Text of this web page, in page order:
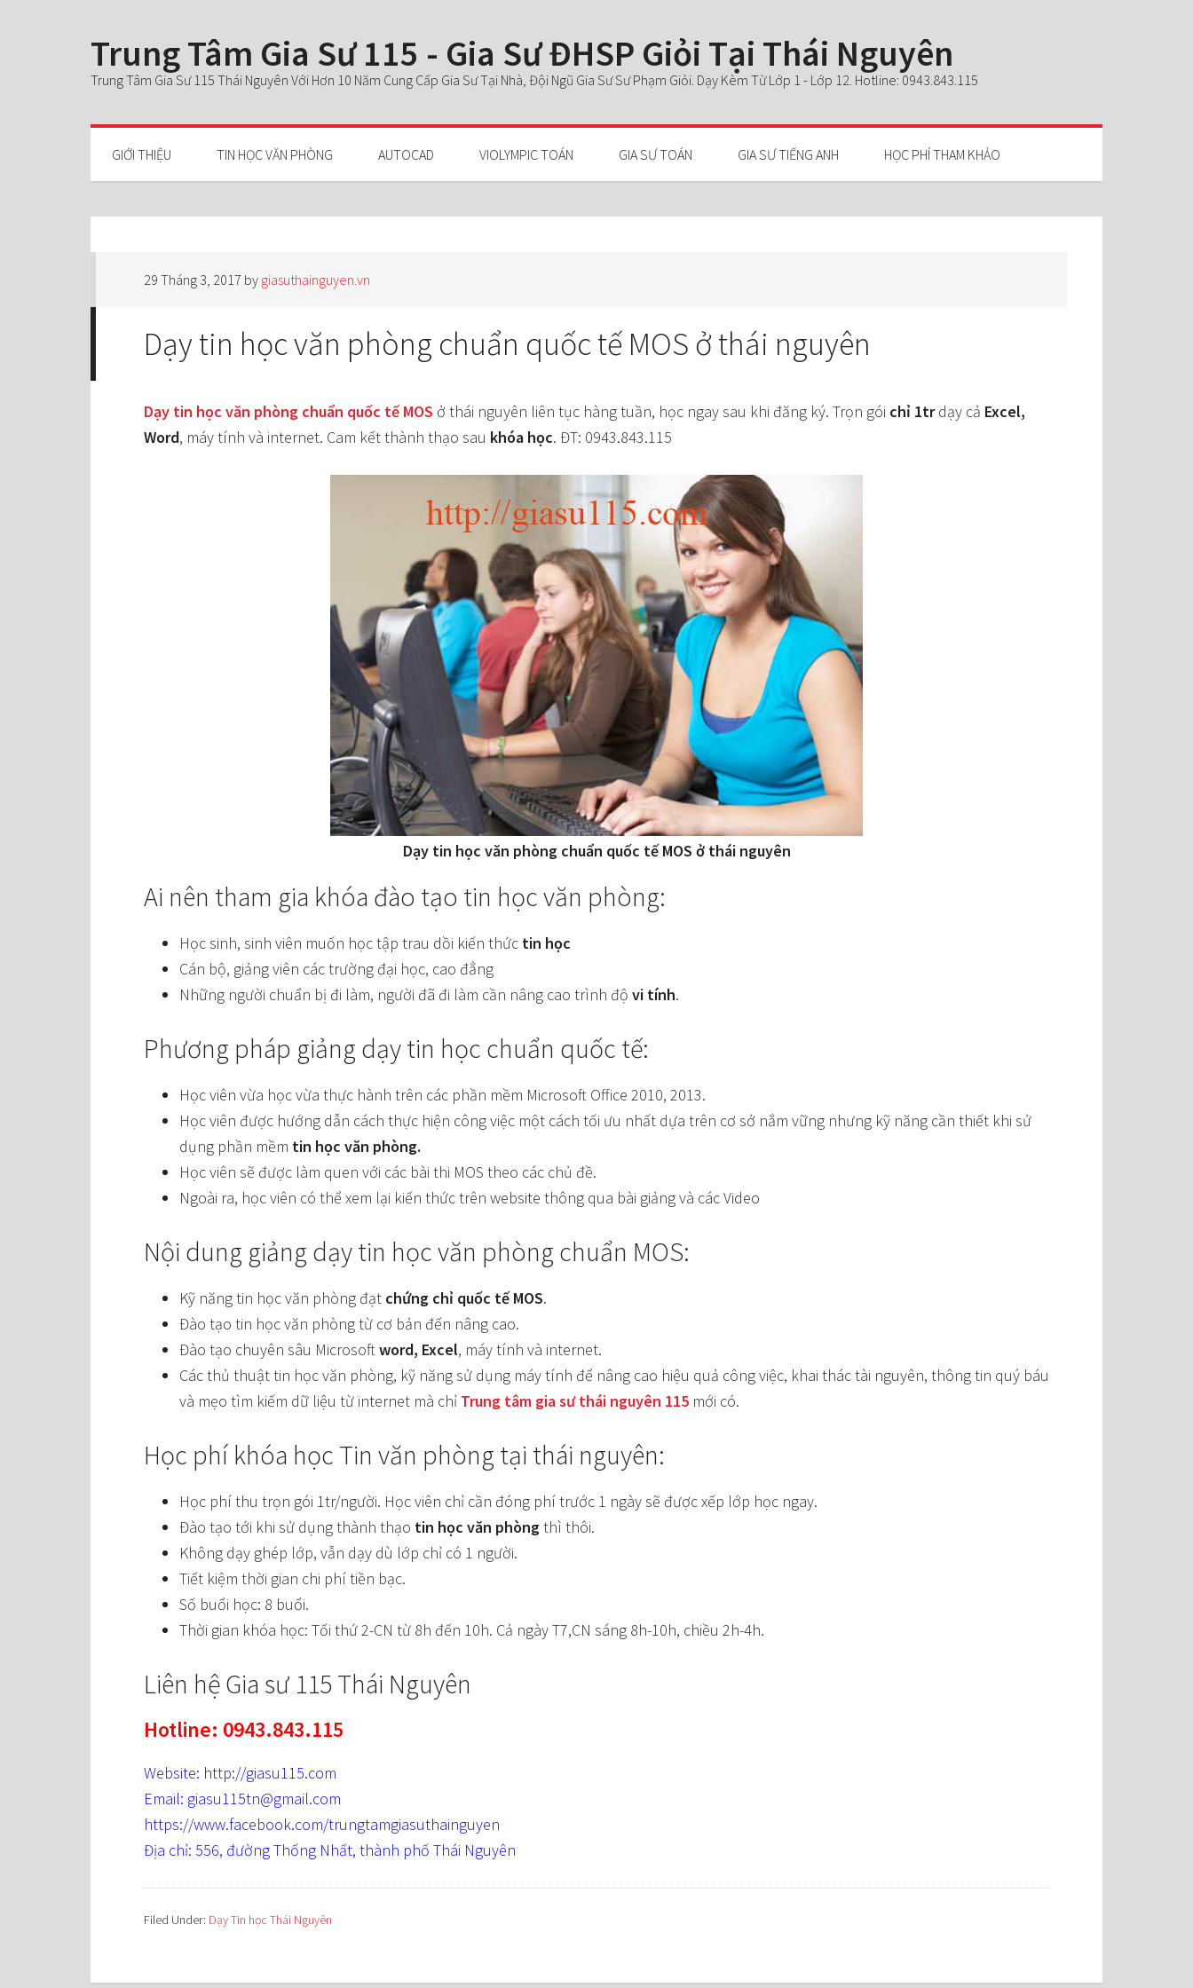
Trung Tâm Gia Sư 115 - Gia Sư ĐHSP Giỏi Tại Thái Nguyên
Trung Tâm Gia Sư 115 Thái Nguyên Với Hơn 10 Năm Cung Cấp Gia Sư Tại Nhà, Đội Ngũ Gia Sư Sư Phạm Giỏi. Dạy Kèm Từ Lớp 1 - Lớp 12. Hotline: 0943.843.115
GIỚI THIỆU TIN HỌC VĂN PHÒNG AUTOCAD VIOLYMPIC TOÁN GIA SƯ TOÁN GIA SƯ TIẾNG ANH HỌC PHÍ THAM KHẢO
29 Tháng 3, 2017 by giasuthainguyen.vn
Dạy tin học văn phòng chuẩn quốc tế MOS ở thái nguyên
Dạy tin học văn phòng chuẩn quốc tế MOS ở thái nguyên liên tục hàng tuần, học ngay sau khi đăng ký. Trọn gói chỉ 1trdạy cả Excel,
Word, máy tính và internet. Cam kết thành thạo sau khóa học. ĐT: 0943.843.115
Dạy tin học văn phòng chuẩn quốc tế MOS ở thái nguyên
Ai nên tham gia khóa đào tạo tin học văn phòng:
Học sinh, sinh viên muốn học tập trau dồi kiến thức tin học
Cán bộ, giảng viên các trường đại học, cao đẳng
Những người chuẩn bị đi làm, người đã đi làm cần nâng cao trình độ vi tính.
Phương pháp giảng dạy tin học chuẩn quốc tế:
Học viên vừa học vừa thực hành trên các phần mềm Microsoft Office 2010, 2013.
Học viên được hướng dẫn cách thực hiện công việc một cách tối ưu nhất dựa trên cơ sở nắm vững nhưng kỹ năng cần thiết khi sử
dụng phần mềm tin học văn phòng.
Học viên sẽ được làm quen với các bài thi MOS theo các chủ đề.
Ngoài ra, học viên có thể xem lại kiến thức trên website thông qua bài giảng và các Video
Nội dung giảng dạy tin học văn phòng chuẩn MOS:
Kỹ năng tin học văn phòng đạt chứng chỉ quốc tế MOS.
Đào tạo tin học văn phòng từ cơ bản đến nâng cao.
Đào tạo chuyên sâu Microsoftword, Excel, máy tính và internet.
Các thủ thuật tin học văn phòng, kỹ năng sử dụng máy tính để nâng cao hiệu quả công việc, khai thác tài nguyên, thông tin quý báu
và mẹo tìm kiếm dữ liệu từ internet mà chỉ Trung tâm gia sư thái nguyên 115 mới có.
Học phí khóa học Tin văn phòng tại thái nguyên:
Học phí thu trọn gói 1tr/người. Học viên chỉ cần đóng phí trước 1 ngày sẽ được xếp lớp học ngay.
Đào tạo tới khi sử dụng thành thạo tin học văn phòngthì thôi.
Không dạy ghép lớp, vẫn dạy dù lớp chỉ có 1 người.
Tiết kiệm thời gian chi phí tiền bạc.
Số buổi học: 8 buổi.
Thời gian khóa học: Tối thứ 2-CN từ 8h đến 10h. Cả ngày T7,CN sáng 8h-10h, chiều 2h-4h.
Liên hệ Gia sư 115 Thái Nguyên
Hotline: 0943.843.115
Website: http://giasu115.com
Email: giasu115tn@gmail.com
https://www.facebook.com/trungtamgiasuthainguyen
Địa chỉ: 556, đường Thống Nhất, thành phố Thái Nguyên
Filed Under: Dạy Tin học Thái Nguyên